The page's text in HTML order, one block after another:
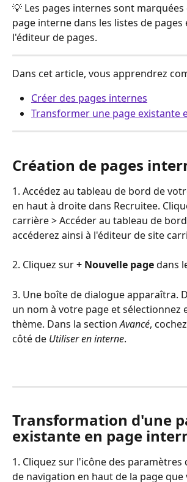
💡 Les pages internes sont
page interne dans les listes de pages
l'éditeur de pages.
Dans cet article, vous apprendrez
Créer des pages internes
Transformer une page existante
Création de pages
1. Accédez au tableau de bord de
en haut à droite dans Recruitee.
carrière > Accéder au tableau de
accéderez ainsi à l'éditeur de site
2. Cliquez sur + Nouvelle page dans
3. Une boîte de dialogue apparaîtra.
un nom à votre page et sélectionnez
thème. Dans la section Avancé,
côté de Utiliser en interne.
Transformation d'une
existante en page
1. Cliquez sur l'icône des paramètres
de navigation en haut de la page que